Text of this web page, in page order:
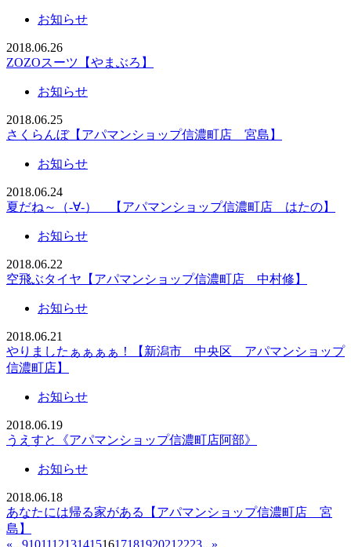
お知らせ
2018.06.26
ZOZOスーツ【やまぶろ】
お知らせ
2018.06.25
さくらんぼ【アパマンショップ信濃町店 宮島】
お知らせ
2018.06.24
夏だね～（-∀-） 【アパマンショップ信濃町店 はたの】
お知らせ
2018.06.22
空飛ぶタイヤ【アパマンショップ信濃町店 中村修】
お知らせ
2018.06.21
やりましたぁぁぁぁ！【新潟市 中央区 アパマンショップ
信濃町店】
お知らせ
2018.06.19
うえすと《アパマンショップ信濃町店阿部》
お知らせ
2018.06.18
あなたには帰る家がある【アパマンショップ信濃町店 宮
島】